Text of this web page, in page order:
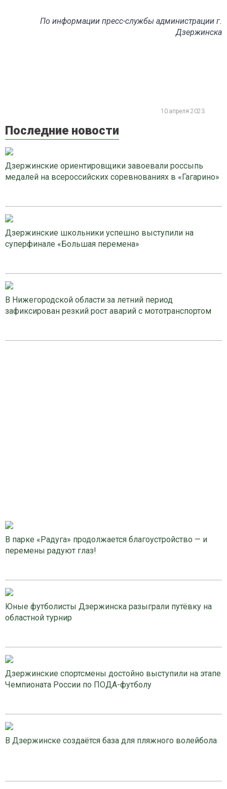
По информации пресс-службы администрации г.
Дзержинска
10 апреля 2023
Последние новости
Дзержинские ориентировщики завоевали россыпь
медалей на всероссийских соревнованиях в «Гагарино»
Дзержинские школьники успешно выступили на
суперфинале «Большая перемена»
В Нижегородской области за летний период
зафиксирован резкий рост аварий с мототранспортом
В парке «Радуга» продолжается благоустройство — и
перемены радуют глаз!
Юные футболисты Дзержинска разыграли путёвку на
областной турнир
Дзержинские спортсмены достойно выступили на этапе
Чемпионата России по ПОДА-футболу
В Дзержинске создаётся база для пляжного волейбола